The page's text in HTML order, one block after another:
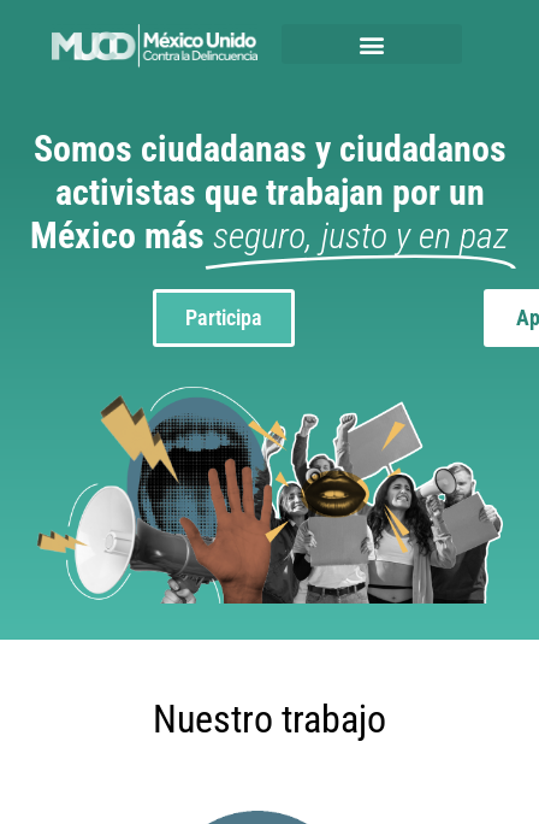
Somos ciudadanas y ciudadanos
activistas que trabajan por un
México más seguro, justo y en paz
Participa
Nuestro trabajo